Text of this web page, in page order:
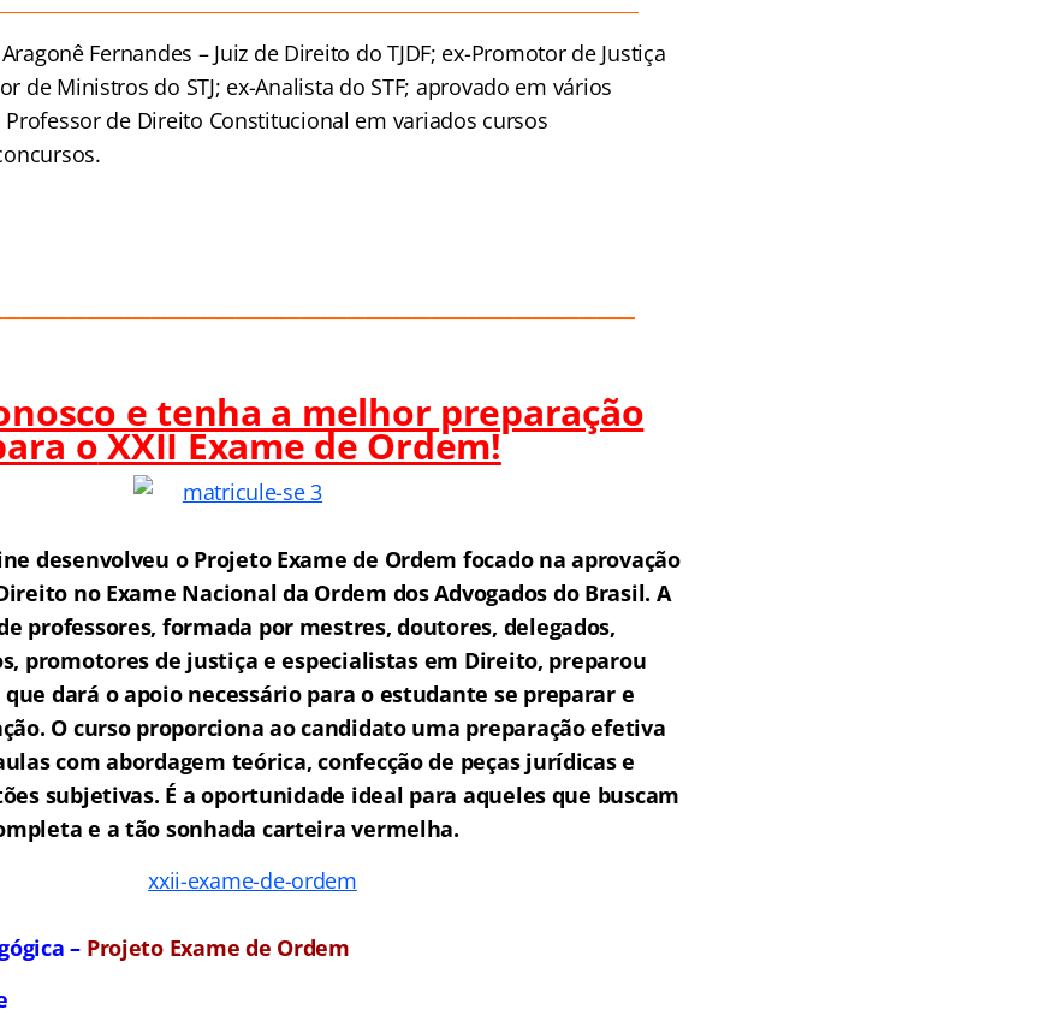
Aragonê Fernandes – Juiz de Direito do TJDF; ex-Promotor de Justiça
de Ministros do STJ; ex-Analista do STF; aprovado em vários
de Direito Constitucional em variados cursos
e tenha a melhor preparação
oXXII Exame de Ordem!
desenvolveu o Projeto Exame de Ordem focado na aprovação
no Exame Nacional da Ordem dos Advogados do Brasil. A
professores, formada por mestres, doutores, delegados,
promotores de justiça e especialistas em Direito, preparou
dará o apoio necessário para o estudante se preparar e
O curso proporciona ao candidato uma preparação efetiva
com abordagem teórica, confecção de peças jurídicas e
subjetivas. É a oportunidade ideal para aqueles que buscam
e a tão sonhada carteira vermelha.
– Projeto Exame de Ordem